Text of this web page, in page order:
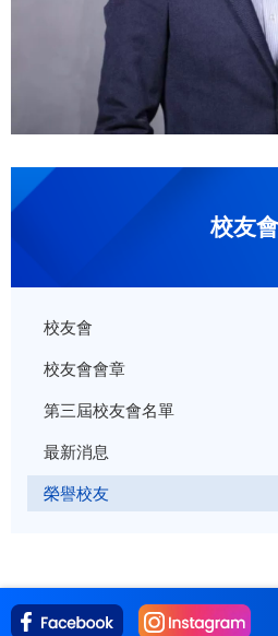
校友會
校友會
校友會會章
第三屆校友會名單
最新消息
榮譽校友